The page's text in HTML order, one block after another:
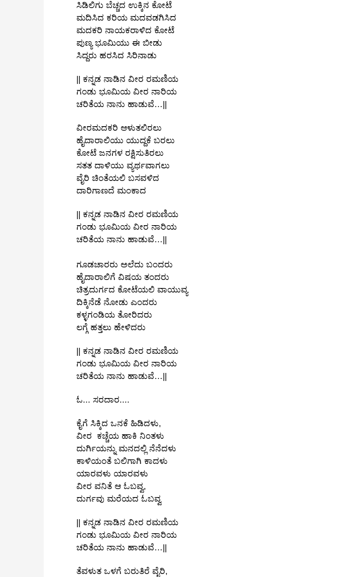
ಸಿಡಿಲಿಗು ಬೆಚ್ಚದ ಉಕ್ಕಿನ ಕೋಟೆ
ಮದಿಸಿದ ಕರಿಯ ಮದವಡಗಿಸಿದ
ಮದಕರಿ ನಾಯಕರಾಳಿದ ಕೋಟೆ
ಪುಣ್ಯ ಭೂಮಿಯು ಈ ಬೀಡು
ಸಿದ್ದರು ಹರಸಿದ ಸಿರಿನಾಡು
|| ಕನ್ನಡ ನಾಡಿನ ವೀರ ರಮಣಿಯ
ಗಂಡು ಭೂಮಿಯ ವೀರ ನಾರಿಯ
ಚರಿತೆಯ ನಾನು ಹಾಡುವೆ…||
ವೀರಮದಕರಿ ಆಳುತಲಿರಲು
ಹೈದಾರಾಲಿಯು ಯುದ್ದಕೆ ಬರಲು
ಕೋಟೆ ಜನಗಳ ರಕ್ಷಿಸುತಿರಲು
ಸತತ ದಾಳಿಯು ವ್ಯರ್ಥವಾಗಲು
ವೈರಿ ಚಿಂತೆಯಲಿ ಬಸವಳಿದ
ದಾರಿಗಾಣದೆ ಮಂಕಾದ
|| ಕನ್ನಡ ನಾಡಿನ ವೀರ ರಮಣಿಯ
ಗಂಡು ಭೂಮಿಯ ವೀರ ನಾರಿಯ
ಚರಿತೆಯ ನಾನು ಹಾಡುವೆ…||
ಗೂಡಚಾರರು ಅಲೆದು ಬಂದರು
ಹೈದಾರಾಲಿಗೆ ವಿಷಯ ತಂದರು
ಚಿತ್ರದುರ್ಗದ ಕೋಟೆಯಲಿ ವಾಯುವ್ಯ
ದಿಕ್ಕಿನೆಡೆ ನೋಡು ಎಂದರು
ಕಳ್ಳಗಂಡಿಯ ತೋರಿದರು
ಲಗ್ಗೆ ಹತ್ತಲು ಹೇಳಿದರು
|| ಕನ್ನಡ ನಾಡಿನ ವೀರ ರಮಣಿಯ
ಗಂಡು ಭೂಮಿಯ ವೀರ ನಾರಿಯ
ಚರಿತೆಯ ನಾನು ಹಾಡುವೆ…||
ಓ... ಸರದಾರ....
ಕೈಗೆ ಸಿಕ್ಕಿದ ಒನಕೆ ಹಿಡಿದಳು,
ವೀರ ಕಚ್ಚೆಯ ಹಾಕಿ ನಿಂತಳು
ದುರ್ಗಿಯನ್ನು ಮನದಲ್ಲಿ ನೆನೆದಳು
ಕಾಳಿಯಂತೆ ಬಲಿಗಾಗಿ ಕಾದಳು
ಯಾರವಳು ಯಾರವಳು
ವೀರ ವನಿತೆ ಆ ಓಬವ್ವ,
ದುರ್ಗವು ಮರೆಯದ ಓಬವ್ವ
|| ಕನ್ನಡ ನಾಡಿನ ವೀರ ರಮಣಿಯ
ಗಂಡು ಭೂಮಿಯ ವೀರ ನಾರಿಯ
ಚರಿತೆಯ ನಾನು ಹಾಡುವೆ…||
ತೆವಳುತ ಒಳಗೆ ಬರುತಿರೆ ವೈರಿ,